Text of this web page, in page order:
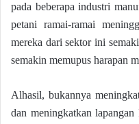
pada beberapa industri
petani ramai-ramai
mereka dari sektor ini
semakin memupus harapan
Alhasil, bukannya
dan meningkatkan